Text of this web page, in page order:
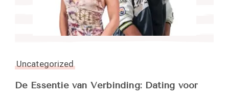
Uncategorized
De Essentie van Verbinding: Dating voor